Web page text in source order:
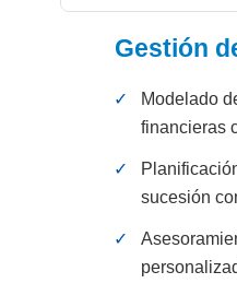
Gestión
✓
Modelado
financieras
✓
sucesión
✓